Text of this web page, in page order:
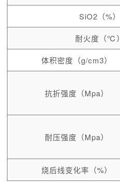
SiO2（%）
耐火度（℃）
体积密度（g/cm3）
抗折强度（Mpa）
耐压强度（Mpa）
烧后线变化率（%）